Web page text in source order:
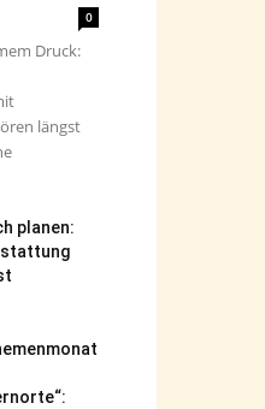
0
Druck:
längst
planen: